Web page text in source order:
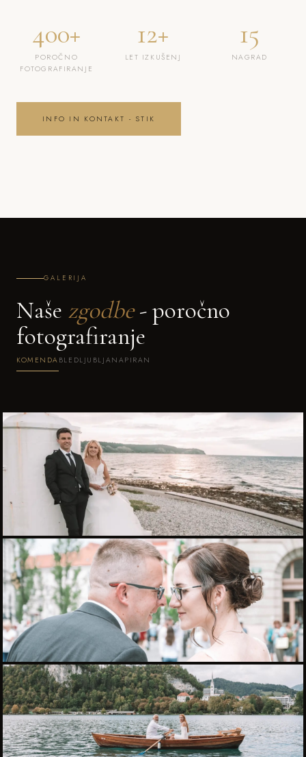
400+
POROČNO
FOTOGRAFIRANJE
12+
LET IZKUŠENJ
15
NAGRAD
INFO IN KONTAKT - STIK
GALERIJA
Naše zgodbe- poročno
fotografiranje
KOMENDA BLEDLJUBLJANAPIRAN